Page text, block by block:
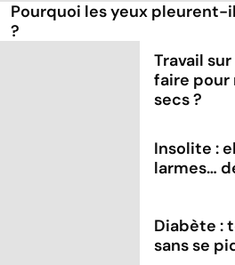
Pourquoi les yeux
?
Travail
faire pour
secs ?
Insolite :
larmes…
Diabète :
sans se